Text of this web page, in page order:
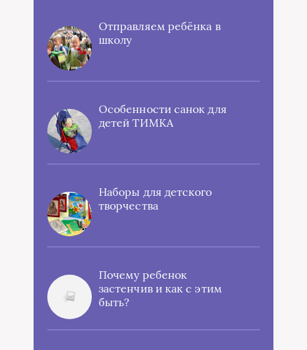
Отправляем ребёнка в
школу
Особенности санок для
детей ТИМКА
Наборы для детского
творчества
Почему ребенок
застенчив и как с этим
быть?